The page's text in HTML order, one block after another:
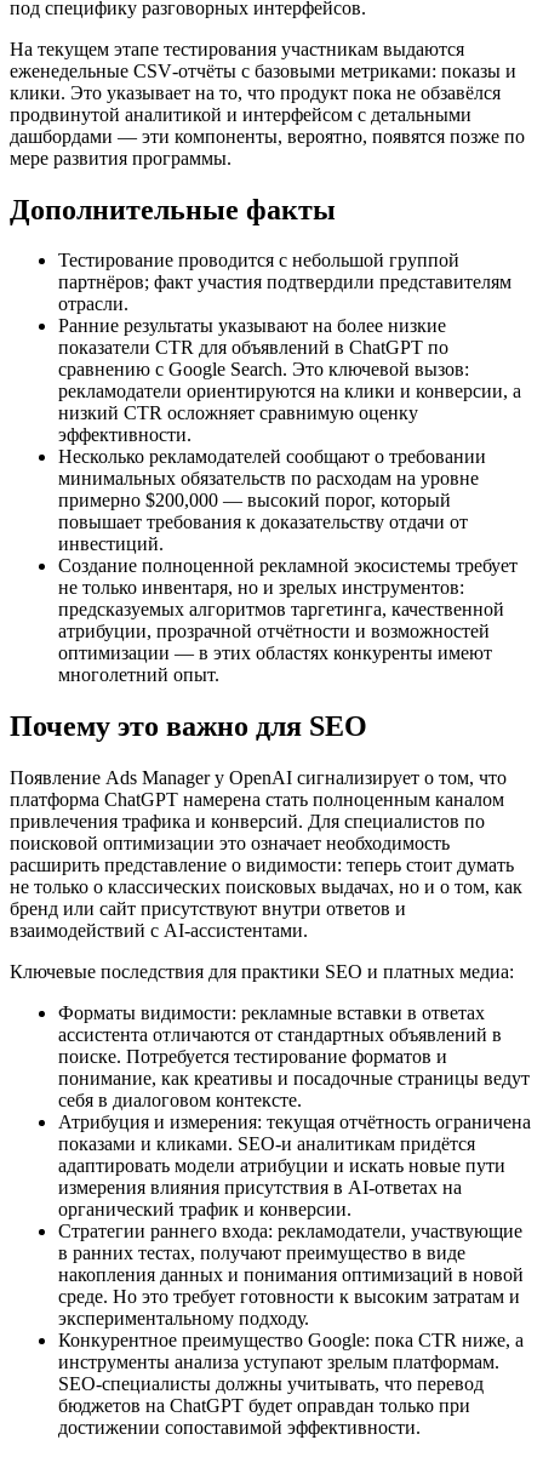
под специфику разговорных интерфейсов.
На текущем этапе тестирования участникам выдаются
еженедельные CSV‑отчёты с базовыми метриками: показы и
клики. Это указывает на то, что продукт пока не обзавёлся
продвинутой аналитикой и интерфейсом с детальными
дашбордами — эти компоненты, вероятно, появятся позже по
мере развития программы.
Дополнительные факты
Тестирование проводится с небольшой группой
партнёров; факт участия подтвердили представителям
отрасли.
Ранние результаты указывают на более низкие
показатели CTR для объявлений в ChatGPT по
сравнению с Google Search. Это ключевой вызов:
рекламодатели ориентируются на клики и конверсии, а
низкий CTR осложняет сравнимую оценку
эффективности.
Несколько рекламодателей сообщают о требовании
минимальных обязательств по расходам на уровне
примерно $200,000 — высокий порог, который
повышает требования к доказательству отдачи от
инвестиций.
Создание полноценной рекламной экосистемы требует
не только инвентаря, но и зрелых инструментов:
предсказуемых алгоритмов таргетинга, качественной
атрибуции, прозрачной отчётности и возможностей
оптимизации — в этих областях конкуренты имеют
многолетний опыт.
Почему это важно для SEO
Появление Ads Manager у OpenAI сигнализирует о том, что
платформа ChatGPT намерена стать полноценным каналом
привлечения трафика и конверсий. Для специалистов по
поисковой оптимизации это означает необходимость
расширить представление о видимости: теперь стоит думать
не только о классических поисковых выдачах, но и о том, как
бренд или сайт присутствуют внутри ответов и
взаимодействий с AI‑ассистентами.
Ключевые последствия для практики SEO и платных медиа:
Форматы видимости: рекламные вставки в ответах
ассистента отличаются от стандартных объявлений в
поиске. Потребуется тестирование форматов и
понимание, как креативы и посадочные страницы ведут
себя в диалоговом контексте.
Атрибуция и измерения: текущая отчётность ограничена
показами и кликами. SEO‑и аналитикам придётся
адаптировать модели атрибуции и искать новые пути
измерения влияния присутствия в AI‑ответах на
органический трафик и конверсии.
Стратегии раннего входа: рекламодатели, участвующие
в ранних тестах, получают преимущество в виде
накопления данных и понимания оптимизаций в новой
среде. Но это требует готовности к высоким затратам и
экспериментальному подходу.
Конкурентное преимущество Google: пока CTR ниже, а
инструменты анализа уступают зрелым платформам.
SEO‑специалисты должны учитывать, что перевод
бюджетов на ChatGPT будет оправдан только при
достижении сопоставимой эффективности.